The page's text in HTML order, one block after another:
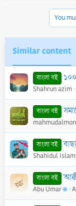
You
Similar content
বাংলা বই
Shahrun azim
বাংলা বই
বাংলা বই
Shahidul Islam
বাংলা বই
Abu Umar